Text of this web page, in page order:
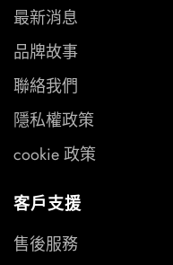
最新消息
品牌故事
聯絡我們
隱私權政策
cookie 政策
客戶支援
售後服務